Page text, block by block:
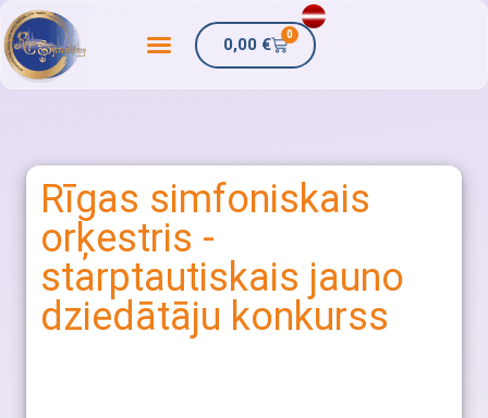
0,00 €
0
Rīgas simfoniskais
orķestris -
starptautiskais jauno
dziedātāju konkurss